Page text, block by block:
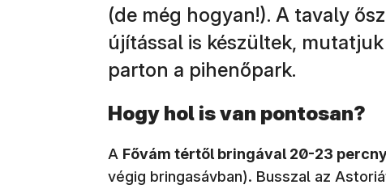
(de még hogyan!). A tavaly
újítással is készültek,
parton a pihenőpark.
Hogy hol is van pontosan?
A Fővám tértől bringával 20-23
végig bringasávban). Busszal az